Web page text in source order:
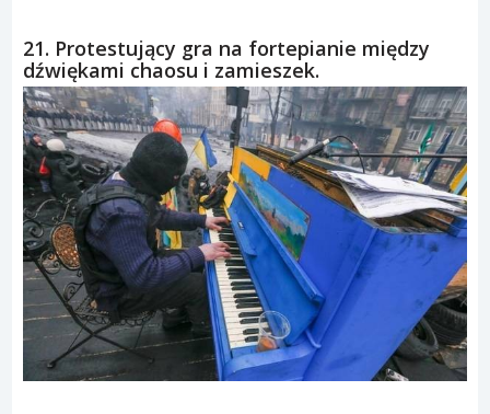
21. Protestujący gra na fortepianie między
dźwiękami chaosu i zamieszek.